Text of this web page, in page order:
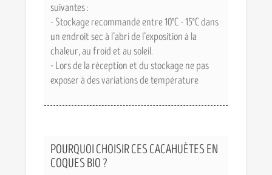
suivantes :
- Stockage recommandé entre 10°C - 15°C dans
un endroit sec à l’abri de l’exposition à la
chaleur, au froid et au soleil.
- Lors de la réception et du stockage ne pas
exposer à des variations de température
POURQUOI CHOISIR CES CACAHUÈTES EN
COQUES BIO ?